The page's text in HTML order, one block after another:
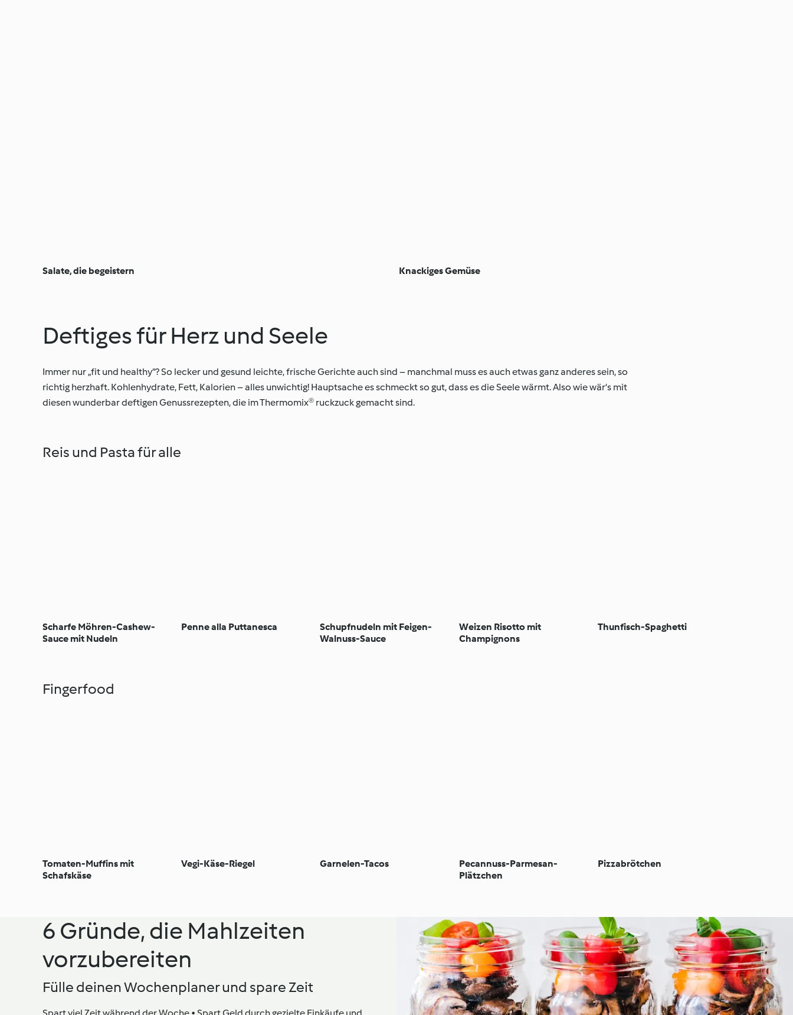
Salate, die begeistern Knackiges Gemüse
Deftiges für Herz und Seele
Immer nur „fit und healthy“? So lecker und gesund leichte, frische Gerichte auch sind – manchmal muss es auch etwas ganz anderes sein, so
richtig herzhaft. Kohlenhydrate, Fett, Kalorien – alles unwichtig! Hauptsache es schmeckt so gut, dass es die Seele wärmt. Also wie wär’s mit
diesen wunderbar deftigen Genussrezepten, die im Thermomix® ruckzuck gemacht sind.
Reis und Pasta für alle
Scharfe Möhren-Cashew-
Sauce mit Nudeln
Penne alla Puttanesca
Schupfnudeln mit Feigen-
Walnuss-Sauce
Weizen Risotto mit
Champignons
Thunfisch-Spaghetti
Fingerfood
Tomaten-Muffins mit
Schafskäse
Vegi-Käse-Riegel Garnelen-Tacos
Pecannuss-Parmesan-
Plätzchen
Pizzabrötchen
6 Gründe, die Mahlzeiten
vorzubereiten
Fülle deinen Wochenplaner und spare Zeit